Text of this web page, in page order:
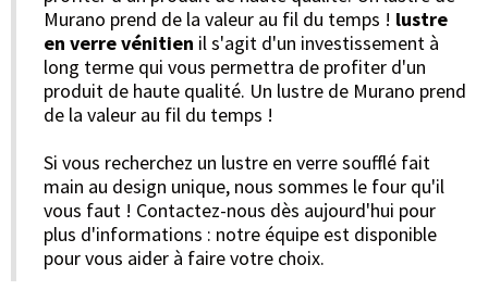
Murano prend de la valeur au fil du temps ! lustre
en verre vénitien il s'agit d'un investissement à
long terme qui vous permettra de profiter d'un
produit de haute qualité. Un lustre de Murano prend
de la valeur au fil du temps !
Si vous recherchez un lustre en verre soufflé fait
main au design unique, nous sommes le four qu'il
vous faut ! Contactez-nous dès aujourd'hui pour
plus d'informations : notre équipe est disponible
pour vous aider à faire votre choix.